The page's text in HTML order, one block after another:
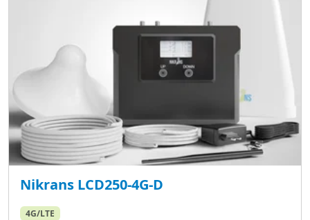
Nikrans LCD250-4G-D
4G/LTE